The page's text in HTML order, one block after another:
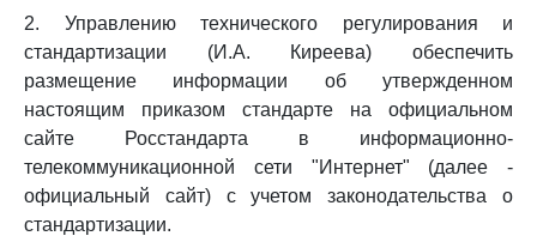
2. Управлению технического регулирования и
стандартизации (И.А. Киреева) обеспечить
размещение информации об утвержденном
настоящим приказом стандарте на официальном
сайте Росстандарта в информационно-
телекоммуникационной сети "Интернет" (далее -
официальный сайт) с учетом законодательства о
стандартизации.